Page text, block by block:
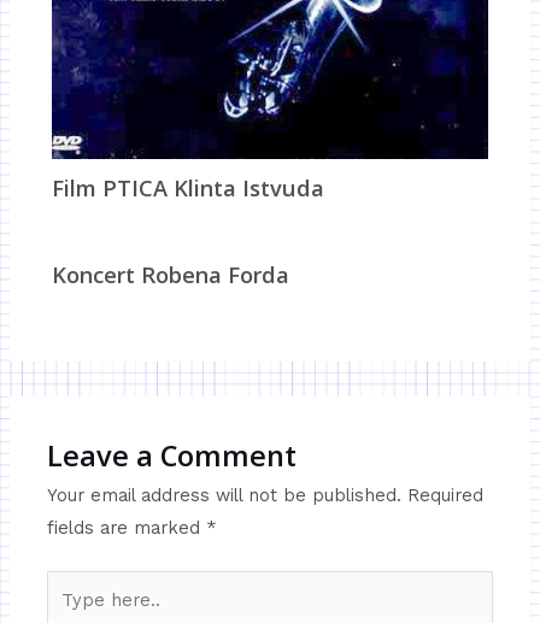
Film PTICA Klinta Istvuda
Koncert Robena Forda
Leave a Comment
Your email address will not be published. Required
fields are marked *